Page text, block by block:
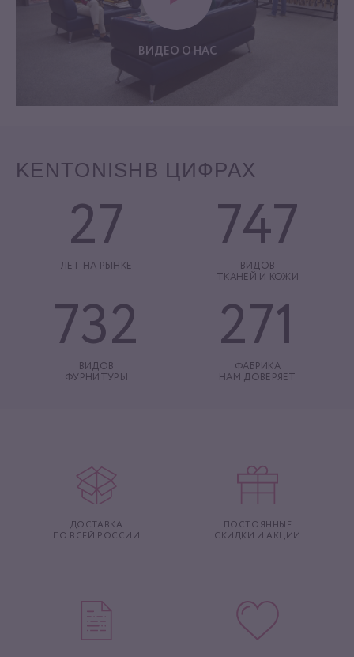
ВИДЕО О НАС
KENTONISH В ЦИФРАХ
27
ЛЕТ НА РЫНКЕ
747
ВИДОВ
ТКАНЕЙ И КОЖИ
732
ВИДОВ
ФУРНИТУРЫ
271
ФАБРИКА
НАМ ДОВЕРЯЕТ
ДОСТАВКА
ПО ВСЕЙ РОССИИ
ПОСТОЯННЫЕ
СКИДКИ И АКЦИИ